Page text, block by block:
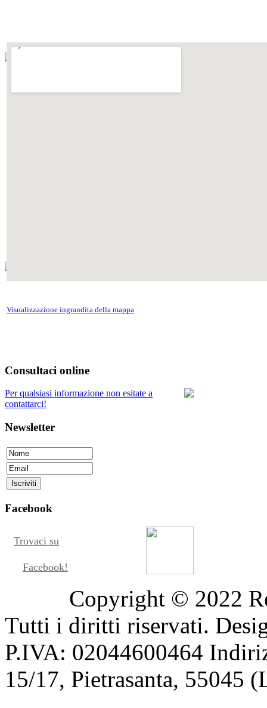
Visualizzazione ingrandita della mappa
Consultaci online
Per qualsiasi informazione non esitate a
contattarci!
Newsletter
Facebook
Trovaci su
Facebook!
Copyright © 2022
Tutti i diritti riservati.
P.IVA: 02044600464
15/17, Pietrasanta, 55045